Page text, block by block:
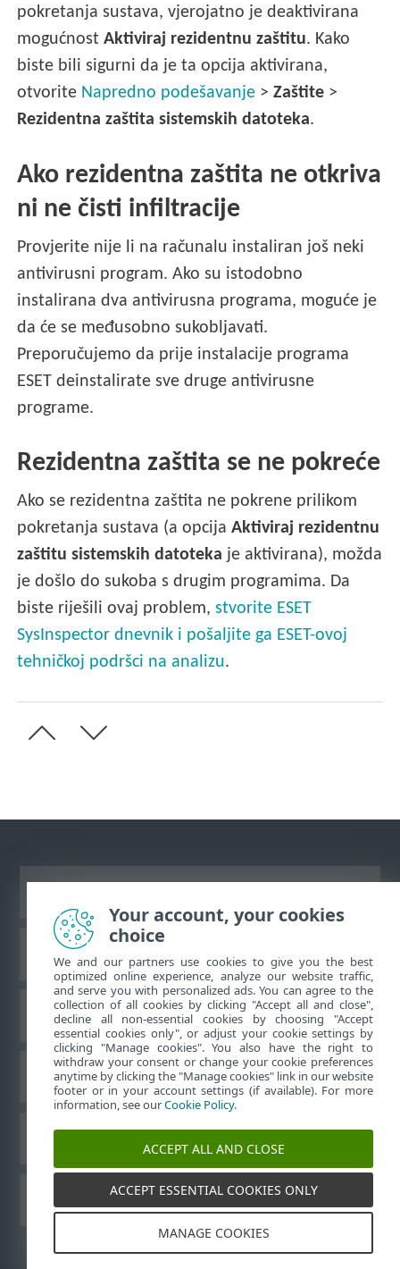
pokretanja sustava, vjerojatno je deaktivirana
mogućnostAktiviraj rezidentnu zaštitu. Kako
biste bili sigurni da je ta opcija aktivirana,
otvorite Napredno podešavanje >Zaštite >
Rezidentna zaštita sistemskih datoteka.
Ako rezidentna zaštita ne otkriva
ni ne čisti infiltracije
Provjerite nije li na računalu instaliran još neki
antivirusni program. Ako su istodobno
instalirana dva antivirusna programa, moguće je
da će se međusobno sukobljavati.
Preporučujemo da prije instalacije programa
ESET deinstalirate sve druge antivirusne
programe.
Rezidentna zaštita se ne pokreće
Ako se rezidentna zaštita ne pokrene prilikom
pokretanja sustava (a opcijaAktiviraj rezidentnu
zaštitu sistemskih datoteka je aktivirana), možda
je došlo do sukoba s drugim programima. Da
biste riješili ovaj problem,stvorite ESET
SysInspector dnevnik i pošaljite ga ESET-ovoj
tehničkoj podršci na analizu.
ESET-ova baza znanja
ESET-ov forum
Regionalna podrška
Drugi proizvodi tvrtke ESET
©1992-2026ESET, spol. s r.o. – Sva prava pridržana.
Your account, your cookies
choice
We and our partners use cookies to give you the best
optimized online experience, analyze our website traffic,
and serve you with personalized ads. You can agree to the
collection of all cookies by clicking "Accept all and close",
decline all non-essential cookies by choosing "Accept
essential cookies only", or adjust your cookie settings by
clicking "Manage cookies". You also have the right to
withdraw your consent or change your cookie preferences
anytime by clicking the "Manage cookies" link in our website
footer or in your account settings (if available). For more
information, see ourCookie Policy.
ACCEPT ALL AND CLOSE
ACCEPT ESSENTIAL COOKIES ONLY
MANAGE COOKIES